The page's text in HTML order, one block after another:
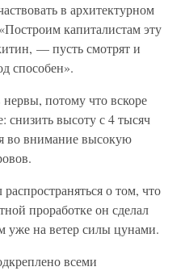
в архитектурном
капиталистам эту
— пусть смотрят и
способен».
потому что вскоре
снизить высоту с 4 тысяч
во внимание высокую
о том, что
проработке он сделал
уже на ветер силы цунами.
всеми